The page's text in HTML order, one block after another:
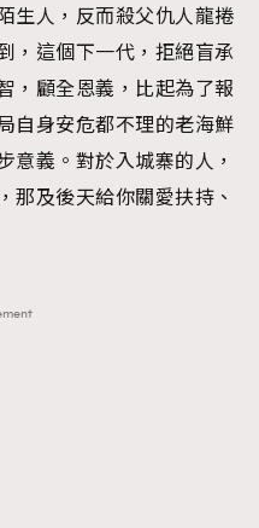
生人，反而殺父仇人龍捲
，這個下一代，拒絕盲承
，顧全恩義，比起為了報
自身安危都不理的老海鮮
意義。對於入城寨的人，
那及後天給你關愛扶持、